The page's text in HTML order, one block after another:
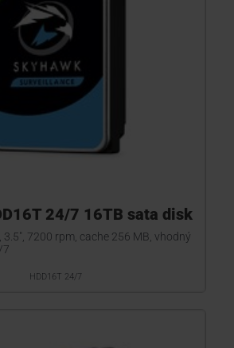
24/7 16TB sata disk
3.5", 7200 rpm, cache 256 MB, vhodný
7
HDD16T 24/7